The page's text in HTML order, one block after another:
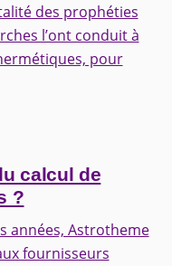
des prophéties
l’ont conduit à
pour
calcul de
?
années, Astrotheme
fournisseurs